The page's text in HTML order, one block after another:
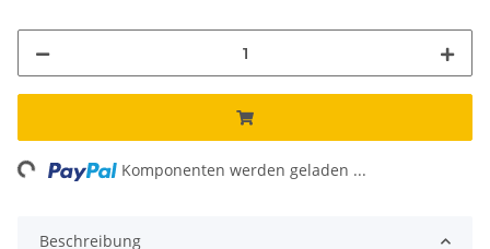
Komponenten werden geladen ...
Beschreibung